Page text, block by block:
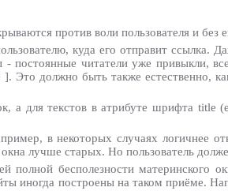
против воли пользователя и без
куда его отправит ссылка.
постоянные читатели уже привыкли,
Это должно быть также естественно,
для текстов в атрибуте шрифта title
в некоторых случаях логичнее
лучше старых. Но пользователь
бесполезности материнского
иногда построены на таком приёме.